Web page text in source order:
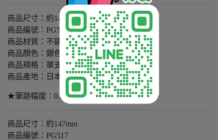
商品尺寸：約147mm
商品編號：PG515
商品材質：不鏽鋼、塑膠、石墨
商品顏色：銀色(筆桿)
商品規格：單支
商品產地：日本
★筆跡幅度︰0.5mm
商品尺寸：約147mm
商品編號：PG517